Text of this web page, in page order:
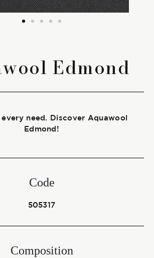
Edmond
need. Discover Aquawool
Edmond!
Code
505317
Composition
bunch
SUSTAINABILITY
UpCycle